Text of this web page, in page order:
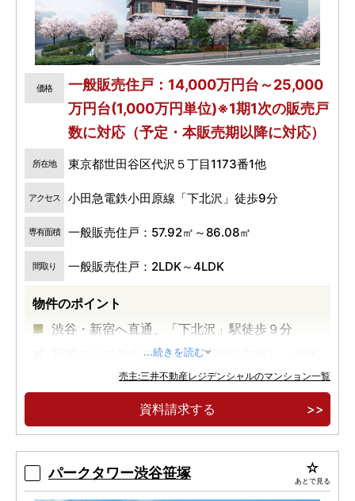
価格
一般販売住戸：14,000万円台～25,000
万円台(1,000万円単位)※1期1次の販売戸
数に対応（予定・本販売期以降に対応）
所在地 東京都世田谷区代沢５丁目1173番1他
アクセス 小田急電鉄小田原線「下北沢」徒歩9分
専有面積 一般販売住戸：57.92㎡～86.08㎡
間取り 一般販売住戸：2LDK～4LDK
物件のポイント
渋谷・新宿へ直通、「下北沢」駅徒歩９分
商業エリアの先の良好な住宅街に立地し、北沢
緑道を引き込む敷地・植栽計画
...続きを読む
売主:三井不動産レジデンシャルのマンション一覧
資料請求する
パークタワー渋谷笹塚 あとで見る